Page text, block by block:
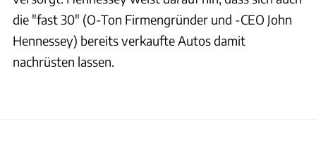
die "fast 30" (O-Ton Firmengründer und -CEO John
Hennessey) bereits verkaufte Autos damit
nachrüsten lassen.